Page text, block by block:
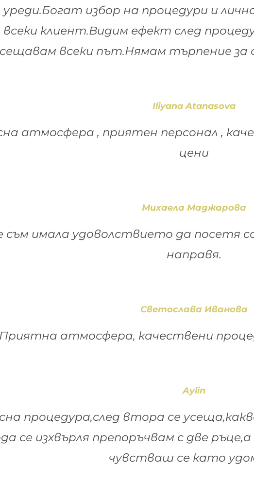
уреди.Богат избор на процедури и
всеки клиент.Видим ефект след
всеки път.Нямам търпение за
Iliyana Atanasova
атмосфера , приятен персонал ,
цени
Михаела Маджарова
съм имала удоволствието да посетя
направя.
Светослава Иванова
Приятна атмосфера, качествени
Aylin
процедура,след втора се
се изхвърля препоръчвам с две
чувстваш се като